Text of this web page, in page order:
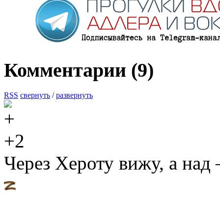
Комментарии (9)
RSS свернуть /развернуть
+2
Через Хероту вижу, а